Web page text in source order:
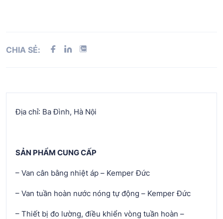
CHIA SẺ:
Địa chỉ: Ba Đình, Hà Nội
SẢN PHẨM CUNG CẤP
– Van cân bằng nhiệt áp – Kemper Đức
– Van tuần hoàn nước nóng tự động – Kemper Đức
– Thiết bị đo lường, điều khiển vòng tuần hoàn –